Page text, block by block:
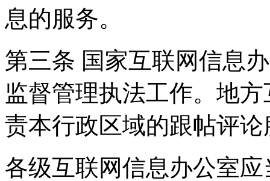
息的服务。
第三条 国家互联网信息
监督管理执法工作。地
责本行政区域的跟帖评
各级互联网信息办公室